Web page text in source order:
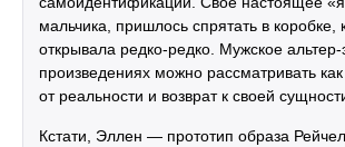
мальчика, пришлось спрятать в
открывала редко-редко. Мужское альтер-
произведениях можно рассматривать как
от реальности и возврат к своей
Кстати, Эллен — прототип образа